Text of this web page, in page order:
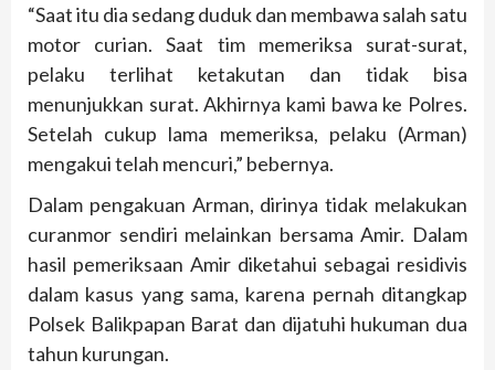
“Saat itu dia sedang duduk dan membawa salah satu
motor curian. Saat tim memeriksa surat-surat,
pelaku terlihat ketakutan dan tidak bisa
menunjukkan surat. Akhirnya kami bawa ke Polres.
Setelah cukup lama memeriksa, pelaku (Arman)
mengakui telah mencuri,” bebernya.
Dalam pengakuan Arman, dirinya tidak melakukan
curanmor sendiri melainkan bersama Amir. Dalam
hasil pemeriksaan Amir diketahui sebagai residivis
dalam kasus yang sama, karena pernah ditangkap
Polsek Balikpapan Barat dan dijatuhi hukuman dua
tahun kurungan.